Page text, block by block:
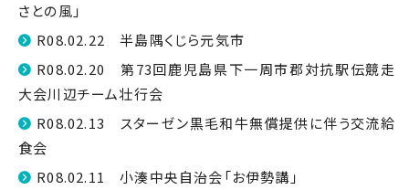
さとの風」
R08.02.22 半島隅くじら元気市
R08.02.20 第73回鹿児島県下一周市郡対抗駅伝競走
大会川辺チーム壮行会
R08.02.13 スターゼン黒毛和牛無償提供に伴う交流給
食会
R08.02.11 小湊中央自治会「お伊勢講」